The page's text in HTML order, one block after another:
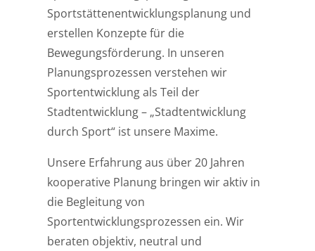
Sportstättenentwicklungsplanung und
erstellen Konzepte für die
Bewegungsförderung. In unseren
Planungsprozessen verstehen wir
Sportentwicklung als Teil der
Stadtentwicklung – „Stadtentwicklung
durch Sport“ ist unsere Maxime.
Unsere Erfahrung aus über 20 Jahren
kooperative Planung bringen wir aktiv in
die Begleitung von
Sportentwicklungsprozessen ein. Wir
beraten objektiv, neutral und